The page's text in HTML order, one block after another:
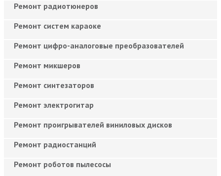
Ремонт радиотюнеров
Ремонт систем караоке
Ремонт цифро-аналоговые преобразователей
Ремонт микшеров
Ремонт синтезаторов
Ремонт электрогитар
Ремонт проигрывателей виниловых дисков
Ремонт радиостанций
Ремонт роботов пылесосы